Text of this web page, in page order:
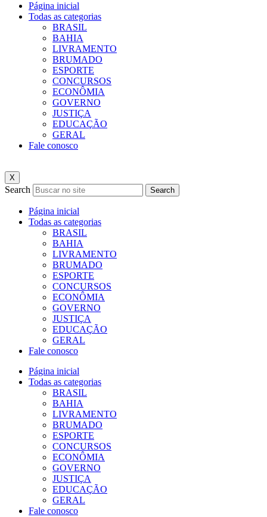
Página inicial
Todas as categorias
BRASIL
BAHIA
LIVRAMENTO
BRUMADO
ESPORTE
CONCURSOS
ECONÔMIA
GOVERNO
JUSTIÇA
EDUCAÇÃO
GERAL
Fale conosco
X
Search Search
Página inicial
Todas as categorias
BRASIL
BAHIA
LIVRAMENTO
BRUMADO
ESPORTE
CONCURSOS
ECONÔMIA
GOVERNO
JUSTIÇA
EDUCAÇÃO
GERAL
Fale conosco
Página inicial
Todas as categorias
BRASIL
BAHIA
LIVRAMENTO
BRUMADO
ESPORTE
CONCURSOS
ECONÔMIA
GOVERNO
JUSTIÇA
EDUCAÇÃO
GERAL
Fale conosco